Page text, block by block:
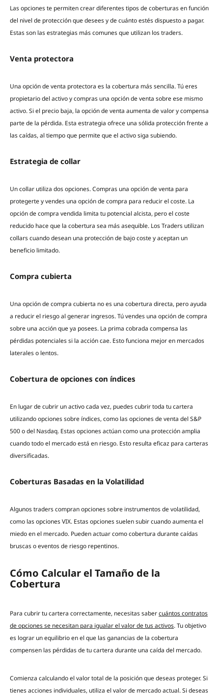
Las opciones te permiten crear diferentes tipos de coberturas en función
del nivel de protección que desees y de cuánto estés dispuesto a pagar.
Estas son las estrategias más comunes que utilizan los traders.
Venta protectora
Una opción de venta protectora es la cobertura más sencilla. Tú eres
propietario del activo y compras una opción de venta sobre ese mismo
activo. Si el precio baja, la opción de venta aumenta de valor y compensa
parte de la pérdida. Esta estrategia ofrece una sólida protección frente a
las caídas, al tiempo que permite que el activo siga subiendo.
Estrategia de collar
Un collar utiliza dos opciones. Compras una opción de venta para
protegerte y vendes una opción de compra para reducir el coste. La
opción de compra vendida limita tu potencial alcista, pero el coste
reducido hace que la cobertura sea más asequible. Los Traders utilizan
collars cuando desean una protección de bajo coste y aceptan un
beneficio limitado.
Compra cubierta
Una opción de compra cubierta no es una cobertura directa, pero ayuda
a reducir el riesgo al generar ingresos. Tú vendes una opción de compra
sobre una acción que ya posees. La prima cobrada compensa las
pérdidas potenciales si la acción cae. Esto funciona mejor en mercados
laterales o lentos.
Cobertura de opciones con índices
En lugar de cubrir un activo cada vez, puedes cubrir toda tu cartera
utilizando opciones sobre índices, como las opciones de venta del S&P
500 o del Nasdaq. Estas opciones actúan como una protección amplia
cuando todo el mercado está en riesgo. Esto resulta eficaz para carteras
diversificadas.
Coberturas Basadas en la Volatilidad
Algunos traders compran opciones sobre instrumentos de volatilidad,
como las opciones VIX. Estas opciones suelen subir cuando aumenta el
miedo en el mercado. Pueden actuar como cobertura durante caídas
bruscas o eventos de riesgo repentinos.
Cómo Calcular el Tamaño de la
Cobertura
Para cubrir tu cartera correctamente, necesitas sabercuántos contratos
de opciones se necesitan para igualar el valor de tus activos. Tu objetivo
es lograr un equilibrio en el que las ganancias de la cobertura
compensen las pérdidas de tu cartera durante una caída del mercado.
Comienza calculando el valor total de la posición que deseas proteger. Si
tienes acciones individuales, utiliza el valor de mercado actual. Si deseas